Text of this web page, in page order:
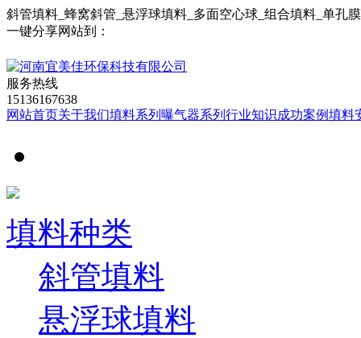
斜管填料_蜂窝斜管_悬浮球填料_多面空心球_组合填料_单孔
一键分享网站到：
服务热线
15136167638
网站首页关于我们填料系列 曝气器系列 行业知识成功案例填料
填料种类
斜管填料
悬浮球填料